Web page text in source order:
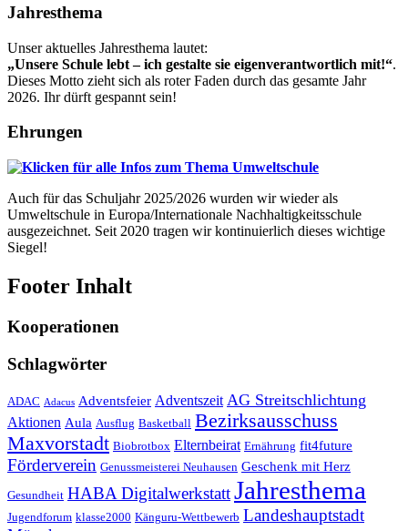
Jahresthema
Unser aktuelles Jahresthema lautet:
„Unsere Schule lebt – ich gestalte sie eigenverantwortlich mit!“.
Dieses Motto zieht sich als roter Faden durch das gesamte Jahr
2026. Ihr dürft gespannt sein!
Ehrungen
Auch für das Schuljahr 2025/2026 wurden wir wieder als
Umweltschule in Europa/Internationale Nachhaltigkeitsschule
ausgezeichnet. Seit 2020 tragen wir kontinuierlich dieses wichtige
Siegel!
Footer Inhalt
Kooperationen
Schlagwörter
ADAC Adacus Adventsfeier Adventszeit AG Streitschlichtung
Aktionen Aula Ausflug Basketball Bezirksausschuss
Maxvorstadt Biobrotbox Elternbeirat Ernährung fit4future
Förderverein Genussmeisterei Neuhausen Geschenk mit Herz
Gesundheit HABA DigitalwerkstattJahresthema
Jugendforum klasse2000 Känguru-Wettbewerb Landeshauptstadt